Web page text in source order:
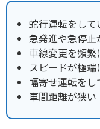
蛇行運転をして
急発進や急停止
車線変更を頻繁
スピードが極
幅寄せ運転をし
車間距離が狭い